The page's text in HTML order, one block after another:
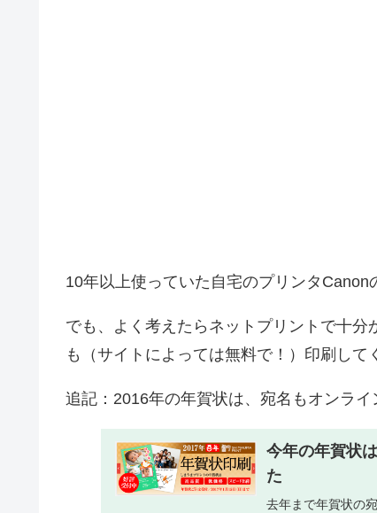
10年以上使っていた自宅のプリンタCanon
でも、よく考えたらネットプリントで十
も（サイトによっては無料で！）印刷して
追記：2016年の年賀状は、宛名もオンライ
今年の年賀状
た
去年まで年賀状の